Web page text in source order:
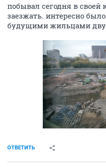
побывал сегодня в своей
заезжать. интересно
будущими жильцами
ОТВЕТИТЬ